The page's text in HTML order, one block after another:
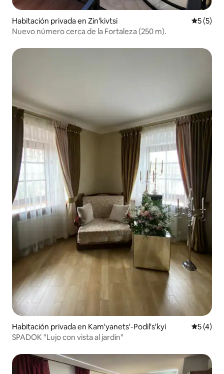
Habitación privada en Zin'kivtsi
5 (5)
Nuevo número cerca de la Fortaleza (250 m).
Habitación privada en Kam'yanets'-Podil's'kyi
5 (4)
SPADOK "Lujo con vista al jardín"